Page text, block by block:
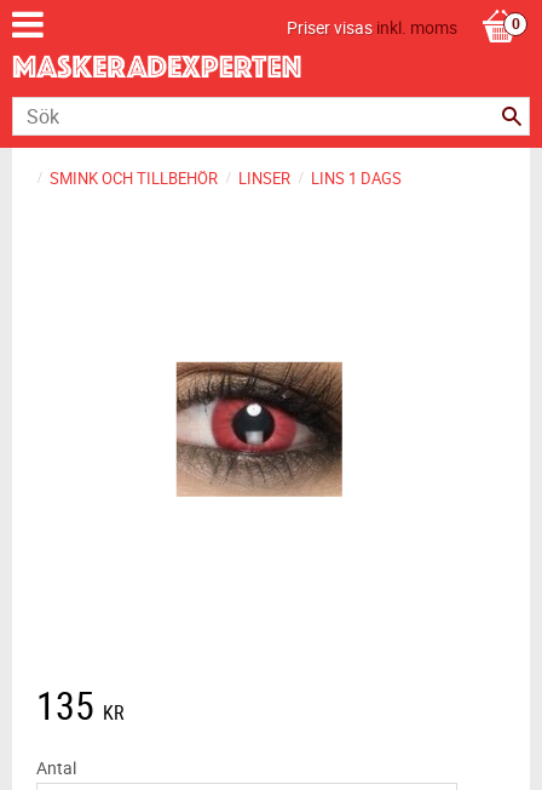
Priser visasinkl. moms
SMINK OCH TILLBEHÖR LINSER LINS 1 DAGS
135 KR
Antal